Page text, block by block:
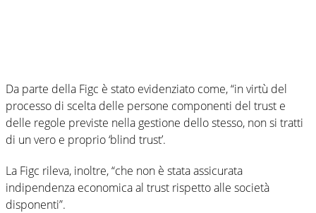
Da parte della Figc è stato evidenziato come, “in virtù del
processo di scelta delle persone componenti del trust e
delle regole previste nella gestione dello stesso, non si tratti
di un vero e proprio ‘blind trust’.
La Figc rileva, inoltre, “che non è stata assicurata
indipendenza economica al trust rispetto alle società
disponenti”.